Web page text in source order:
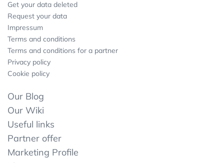
Get your data deleted
Request your data
Impressum
Terms and conditions
Terms and conditions for a partner
Privacy policy
Cookie policy
Our Blog
Our Wiki
Useful links
Partner offer
Marketing Profile